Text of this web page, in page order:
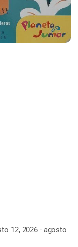
12, 2026 - agosto